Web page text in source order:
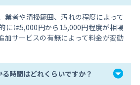
業者や清掃範囲、汚れの程度によって
には5,000円から15,000円程度が相場
加サービスの有無によって料金が変動
る時間はどれくらいですか？